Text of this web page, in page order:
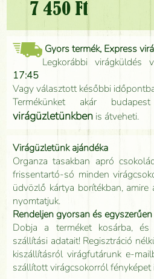
7 450 Ft
Gyors termék, Express
Legkorábbi virágküldés
17:45
Vagy választott későbbi
Termékünket akár
virágüzletünkben is átveheti.
Virágüzletünk ajándéka
Organza tasakban apró
frissentartó-só minden
üdvözlő kártya borítékban,
nyomtatjuk.
Rendeljen gyorsan és egyszerűen
Dobja a terméket kosárba,
szállítási adatait! Regisztráció
kiszállításról virágfutárunk e-
szállított virágcsokorról fényképet